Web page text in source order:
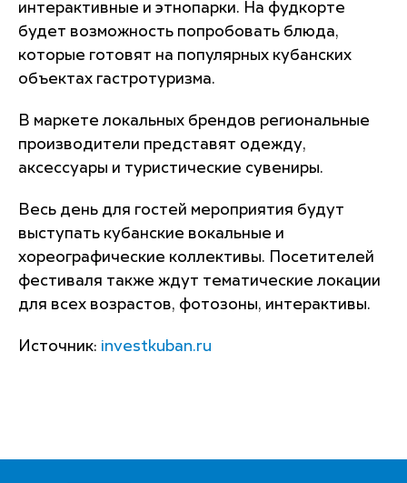
интерактивные и этнопарки. На фудкорте
будет возможность попробовать блюда,
которые готовят на популярных кубанских
объектах гастротуризма.
В маркете локальных брендов региональные
производители представят одежду,
аксессуары и туристические сувениры.
Весь день для гостей мероприятия будут
выступать кубанские вокальные и
хореографические коллективы. Посетителей
фестиваля также ждут тематические локации
для всех возрастов, фотозоны, интерактивы.
Источник: investkuban.ru